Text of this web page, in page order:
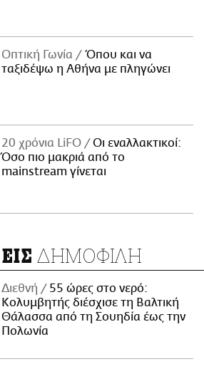
Οπτική Γωνία
Όπου και να
ταξιδέψω η Αθήνα με πληγώνει
20 χρόνια LiFO
Οι εναλλακτικοί:
Όσο πιο μακριά από το
mainstream γίνεται
ΔΗΜΟΦΙΛΗ
Διεθνή
55 ώρες στο νερό:
Κολυμβητής διέσχισε τη Βαλτική
Θάλασσα από τη Σουηδία έως την
Πολωνία